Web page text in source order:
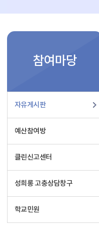
참여마당
자유게시판
예산참여방
클린신고센터
성희롱 고충상담창구
학교민원